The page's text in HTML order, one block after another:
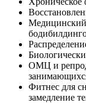
Медицин­ский
ОМЦ и
Фитнес для
замедление